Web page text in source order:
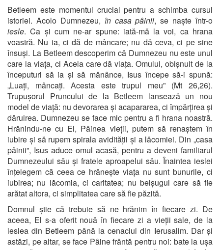
Betleem este momentul crucial pentru a schimba cursul
istoriei. Acolo Dumnezeu, în casa pâinii, se naște într-o
iesle. Ca și cum ne-ar spune: iată-mă la voi, ca hrana
voastră. Nu ia, ci dă de mâncare; nu dă ceva, ci pe sine
însuși. La Betleem descoperim că Dumnezeu nu este unul
care ia viața, ci Acela care dă viața. Omului, obișnuit de la
începuturi să ia și să mănânce, Isus începe să-i spună:
„Luați, mâncați. Acesta este trupul meu” (Mt 26,26).
Trupușorul Pruncului de la Betleem lansează un nou
model de viață: nu devorarea și acapararea, ci împărțirea și
dăruirea. Dumnezeu se face mic pentru a fi hrana noastră.
Hrănindu-ne cu El, Pâinea vieții, putem să renaștem în
iubire și să rupem spirala avidității și a lăcomiei. Din „casa
pâinii”, Isus aduce omul acasă, pentru a deveni familiarul
Dumnezeului său și fratele aproapelui său. Înaintea ieslei
înțelegem că ceea ce hrănește viața nu sunt bunurile, ci
iubirea; nu lăcomia, ci caritatea; nu belșugul care să fie
arătat altora, ci simplitatea care să fie păzită.
Domnul știe că trebuie să ne hrănim în fiecare zi. De
aceea, El s-a oferit nouă în fiecare zi a vieții sale, de la
ieslea din Betleem până la cenaclul din Ierusalim. Dar și
astăzi, pe altar, se face Pâine frântă pentru noi: bate la ușa